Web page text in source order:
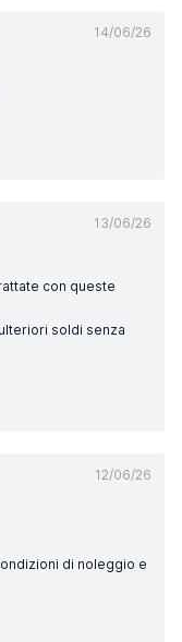
14/06/26
13/06/26
con queste
soldi senza
12/06/26
di noleggio e